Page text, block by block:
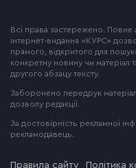
Всі права застережено. Повне
інтернет-видання «КУРС»
прямого, відкритого для
конкретну новину чи
другого абзацу тексту.
Заборонено передрук
дозволу редакції.
За достовірність рекламної
рекламодавець.
Правила сайту Політика